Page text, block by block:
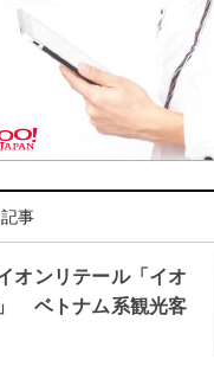
事
オンリテール「イオ
ベトナム系観光客